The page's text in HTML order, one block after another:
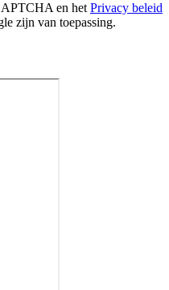
en het Privacy beleid
zijn van toepassing.